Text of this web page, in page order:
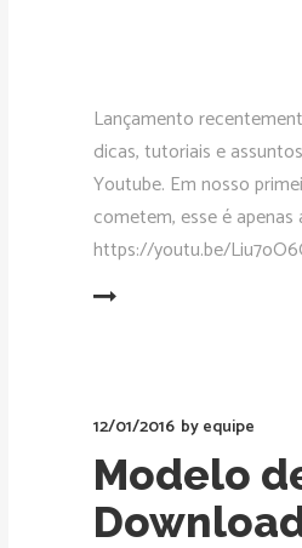
Lançamento
dicas, tutoriais e
Youtube. Em nosso
cometem, esse é
https://youtu.be/
READ MORE
12/01/2016 byequipe
Modelo